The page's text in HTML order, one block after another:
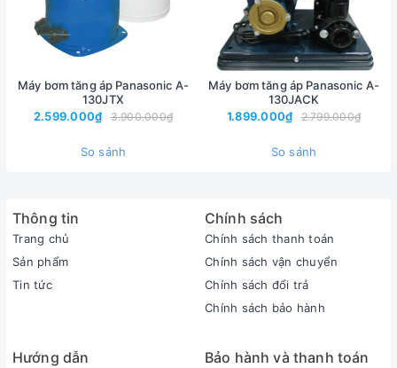
Mô tả chung sản phẩm:
Máy bơm nước tăng áp Panasonic A-
130JAK
-Tự động tắt- mở khi áp lực nước
trong ống dẫn nước vượt quá
1kgf – 1,8 kgf/cm2
hoặc đưa nước từ bồn chứa đến các vị trí trong nhà (khi bồn
- Đối với các bồn chứa nước ở vị trí thấp, áp lực nước nhỏ, máy
-Vận hành êm, độ ồn thấp
Máy bơm tăng áp Panasonic A-
130JTX
2.599.000₫
3.900.000₫
So sánh
Máy bơm tăng áp Panasonic A-
130JACK
1.899.000₫
2.799.000₫
So sánh
Thông tin
Trang chủ
Sản phẩm
Tin tức
Chính sách
Chính sách thanh toán
Chính sách vận chuyển
Chính sách đổi trả
Chính sách bảo hành
Hướng dẫn Bảo hành và thanh toán